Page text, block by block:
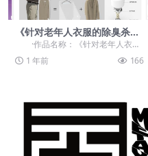
《针对老年人衣服的除臭杀菌
挂衣袋设计》
·作品名称：《针对老年人衣服
的除臭杀菌挂衣袋设计》 ·作品赛
道：...1 年前 166